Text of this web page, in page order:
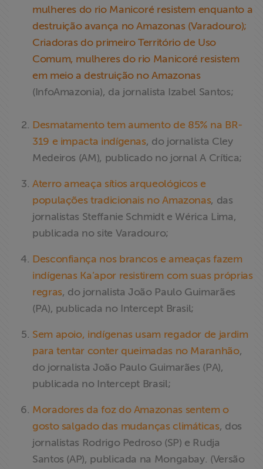
mulheres do rio Manicoré resistem enquanto a
destruição avança no Amazonas (Varadouro);
Criadoras do primeiro Território de Uso
Comum, mulheres do rio Manicoré resistem
em meio a destruição no Amazonas
(InfoAmazonia), da jornalista Izabel Santos;
Desmatamento tem aumento de 85% na BR-
319 e impacta indígenas, do jornalista Cley
Medeiros (AM), publicado no jornal A Crítica;
Aterro ameaça sítios arqueológicos e
populações tradicionais no Amazonas, das
jornalistas Steffanie Schmidt e Wérica Lima,
publicada no site Varadouro;
Desconfiança nos brancos e ameaças fazem
indígenas Ka’apor resistirem com suas próprias
regras, do jornalista João Paulo Guimarães
(PA), publicada no Intercept Brasil;
Sem apoio, indígenas usam regador de jardim
para tentar conter queimadas no Maranhão,
do jornalista João Paulo Guimarães (PA),
publicada no Intercept Brasil;
Moradores da foz do Amazonas sentem o
gosto salgado das mudanças climáticas, dos
jornalistas Rodrigo Pedroso (SP) e Rudja
Santos (AP), publicada na Mongabay. (Versão